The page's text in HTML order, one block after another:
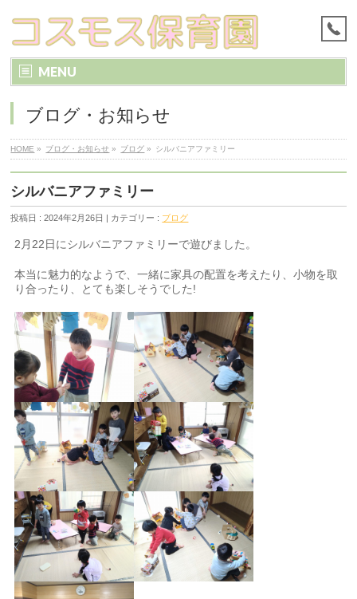
MENU
ブログ・お知らせ
HOME » ブログ・お知らせ » ブログ » シルバニアファミリー
シルバニアファミリー
投稿日 : 2024年2月26日 | カテゴリー : ブログ
2月22日にシルバニアファミリーで遊びました。
本当に魅力的なようで、一緒に家具の配置を考えたり、小物を取
り合ったり、とても楽しそうでした!